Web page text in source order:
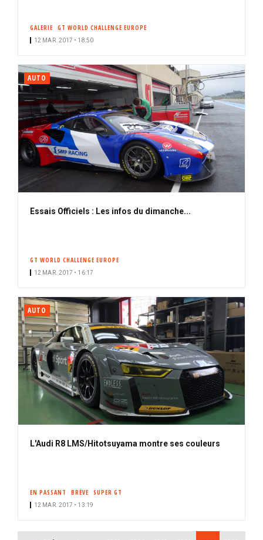
GALERIE GT WORLD CHALLENGE EUROPE
12 MAR. 2017 • 18:50
AUTO
Essais Officiels : Les infos du dimanche...
GT WORLD CHALLENGE EUROPE
12 MAR. 2017 • 16:17
AUTO
L'Audi R8 LMS/Hitotsuyama montre ses couleurs
EN PASSANT BRÈVE SUPER GT
12 MAR. 2017 • 13:19